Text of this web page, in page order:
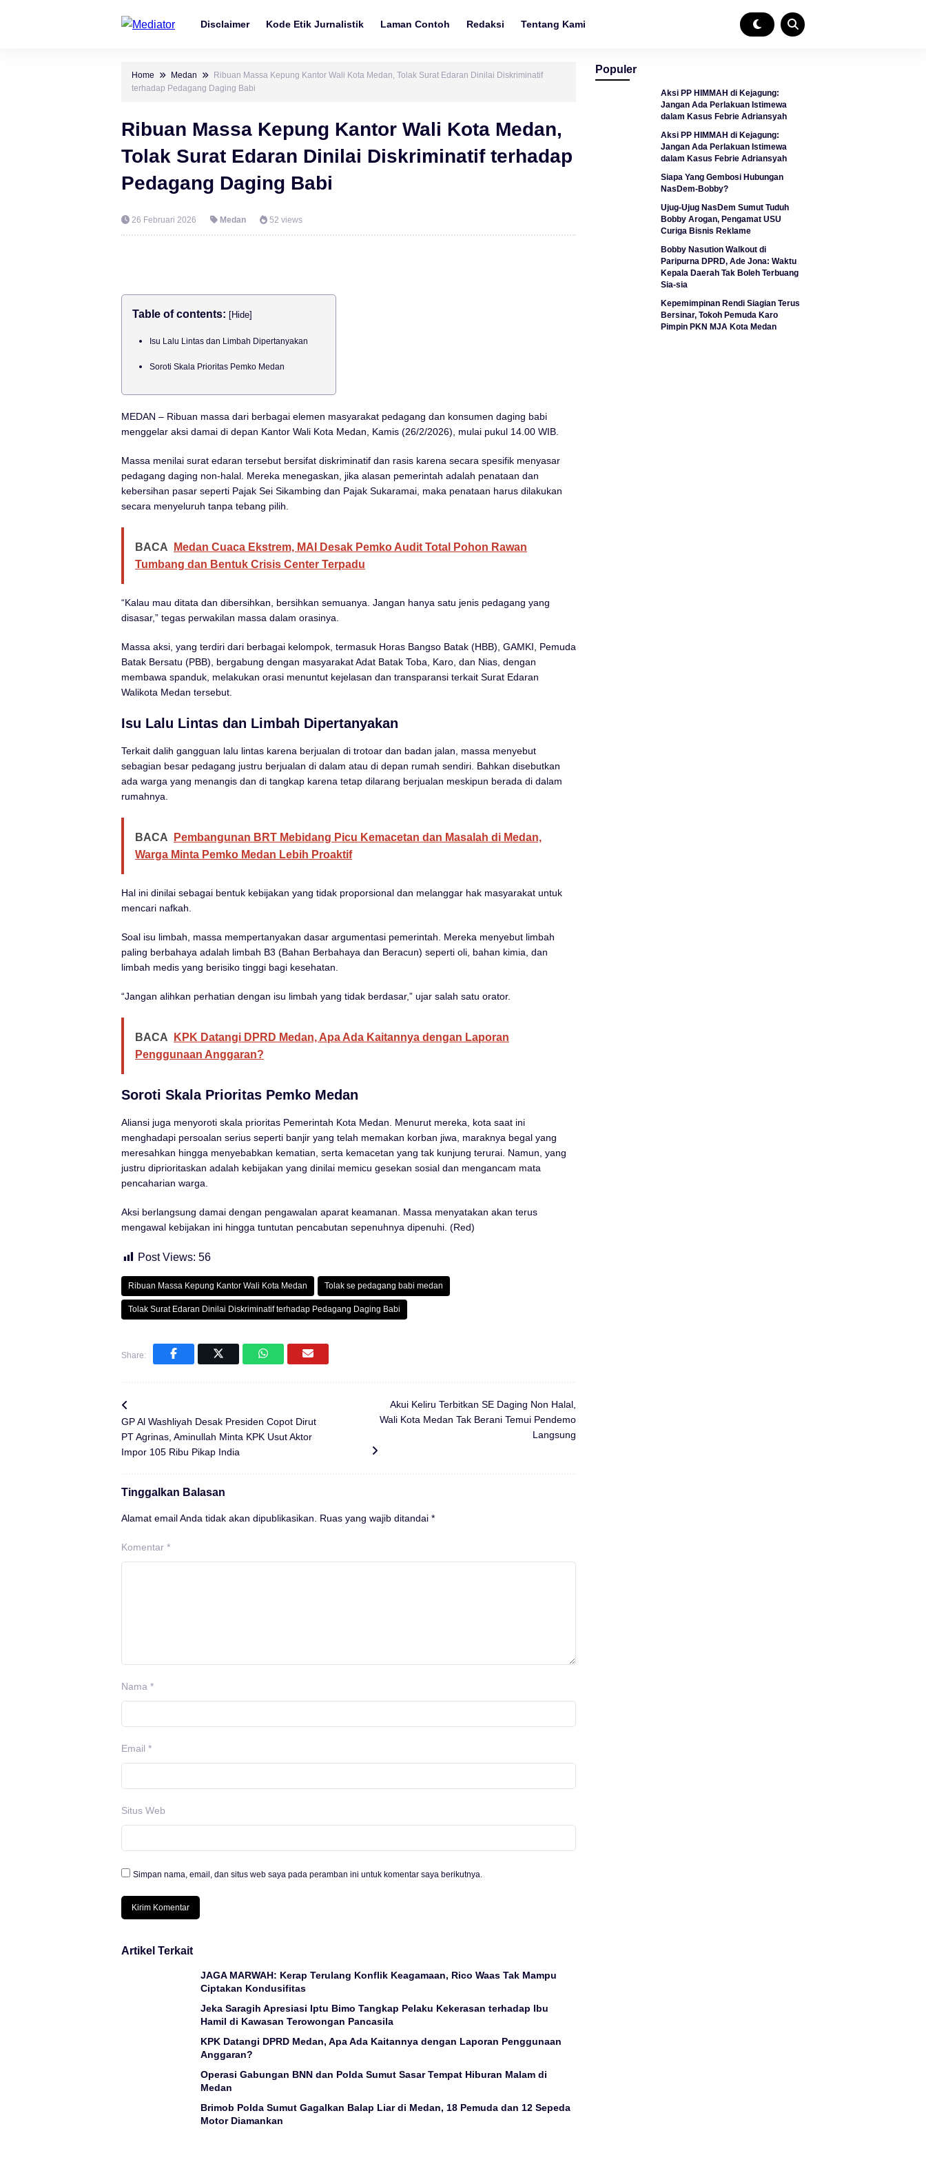
Disclaimer Kode Etik Jurnalistik Laman Contoh Redaksi Tentang Kami
Home Medan
Ribuan Massa Kepung Kantor Wali Kota Medan, Tolak Surat Edaran Dinilai Diskriminatif
terhadap Pedagang Daging Babi
Ribuan Massa Kepung Kantor Wali Kota Medan,
Tolak Surat Edaran Dinilai Diskriminatif terhadap
Pedagang Daging Babi
26 Februari 2026 Medan 52 views
Table of contents: [Hide]
Isu Lalu Lintas dan Limbah Dipertanyakan
Soroti Skala Prioritas Pemko Medan
MEDAN – Ribuan massa dari berbagai elemen masyarakat pedagang dan konsumen daging babi
menggelar aksi damai di depan Kantor Wali Kota Medan, Kamis (26/2/2026), mulai pukul 14.00 WIB.
Massa menilai surat edaran tersebut bersifat diskriminatif dan rasis karena secara spesifik menyasar
pedagang daging non-halal. Mereka menegaskan, jika alasan pemerintah adalah penataan dan
kebersihan pasar seperti Pajak Sei Sikambing dan Pajak Sukaramai, maka penataan harus dilakukan
secara menyeluruh tanpa tebang pilih.
BACA
Medan Cuaca Ekstrem, MAI Desak Pemko Audit Total Pohon Rawan
Tumbang dan Bentuk Crisis Center Terpadu
“Kalau mau ditata dan dibersihkan, bersihkan semuanya. Jangan hanya satu jenis pedagang yang
disasar,” tegas perwakilan massa dalam orasinya.
Massa aksi, yang terdiri dari berbagai kelompok, termasuk Horas Bangso Batak (HBB), GAMKI, Pemuda
Batak Bersatu (PBB), bergabung dengan masyarakat Adat Batak Toba, Karo, dan Nias, dengan
membawa spanduk, melakukan orasi menuntut kejelasan dan transparansi terkait Surat Edaran
Walikota Medan tersebut.
Isu Lalu Lintas dan Limbah Dipertanyakan
Terkait dalih gangguan lalu lintas karena berjualan di trotoar dan badan jalan, massa menyebut
sebagian besar pedagang justru berjualan di dalam atau di depan rumah sendiri. Bahkan disebutkan
ada warga yang menangis dan di tangkap karena tetap dilarang berjualan meskipun berada di dalam
rumahnya.
BACA
Pembangunan BRT Mebidang Picu Kemacetan dan Masalah di Medan,
Warga Minta Pemko Medan Lebih Proaktif
Hal ini dinilai sebagai bentuk kebijakan yang tidak proporsional dan melanggar hak masyarakat untuk
mencari nafkah.
Soal isu limbah, massa mempertanyakan dasar argumentasi pemerintah. Mereka menyebut limbah
paling berbahaya adalah limbah B3 (Bahan Berbahaya dan Beracun) seperti oli, bahan kimia, dan
limbah medis yang berisiko tinggi bagi kesehatan.
“Jangan alihkan perhatian dengan isu limbah yang tidak berdasar,” ujar salah satu orator.
BACA
KPK Datangi DPRD Medan, Apa Ada Kaitannya dengan Laporan
Penggunaan Anggaran?
Soroti Skala Prioritas Pemko Medan
Aliansi juga menyoroti skala prioritas Pemerintah Kota Medan. Menurut mereka, kota saat ini
menghadapi persoalan serius seperti banjir yang telah memakan korban jiwa, maraknya begal yang
meresahkan hingga menyebabkan kematian, serta kemacetan yang tak kunjung terurai. Namun, yang
justru diprioritaskan adalah kebijakan yang dinilai memicu gesekan sosial dan mengancam mata
pencaharian warga.
Aksi berlangsung damai dengan pengawalan aparat keamanan. Massa menyatakan akan terus
mengawal kebijakan ini hingga tuntutan pencabutan sepenuhnya dipenuhi. (Red)
Post Views: 56
Ribuan Massa Kepung Kantor Wali Kota Medan Tolak se pedagang babi medan
Tolak Surat Edaran Dinilai Diskriminatif terhadap Pedagang Daging Babi
Share:
GP Al Washliyah Desak Presiden Copot Dirut
PT Agrinas, Aminullah Minta KPK Usut Aktor
Impor 105 Ribu Pikap India
Akui Keliru Terbitkan SE Daging Non Halal,
Wali Kota Medan Tak Berani Temui Pendemo
Langsung
Tinggalkan Balasan
Alamat email Anda tidak akan dipublikasikan. Ruas yang wajib ditandai *
Komentar *
Nama *
Email *
Situs Web
Simpan nama, email, dan situs web saya pada peramban ini untuk komentar saya berikutnya.
Artikel Terkait
JAGA MARWAH: Kerap Terulang Konflik Keagamaan, Rico Waas Tak Mampu
Ciptakan Kondusifitas
Jeka Saragih Apresiasi Iptu Bimo Tangkap Pelaku Kekerasan terhadap Ibu
Hamil di Kawasan Terowongan Pancasila
KPK Datangi DPRD Medan, Apa Ada Kaitannya dengan Laporan Penggunaan
Anggaran?
Operasi Gabungan BNN dan Polda Sumut Sasar Tempat Hiburan Malam di
Medan
Brimob Polda Sumut Gagalkan Balap Liar di Medan, 18 Pemuda dan 12 Sepeda
Motor Diamankan
Populer
Aksi PP HIMMAH di Kejagung:
Jangan Ada Perlakuan Istimewa
dalam Kasus Febrie Adriansyah
Aksi PP HIMMAH di Kejagung:
Jangan Ada Perlakuan Istimewa
dalam Kasus Febrie Adriansyah
Siapa Yang Gembosi Hubungan
NasDem-Bobby?
Ujug-Ujug NasDem Sumut Tuduh
Bobby Arogan, Pengamat USU
Curiga Bisnis Reklame
Bobby Nasution Walkout di
Paripurna DPRD, Ade Jona: Waktu
Kepala Daerah Tak Boleh Terbuang
Sia-sia
Kepemimpinan Rendi Siagian Terus
Bersinar, Tokoh Pemuda Karo
Pimpin PKN MJA Kota Medan